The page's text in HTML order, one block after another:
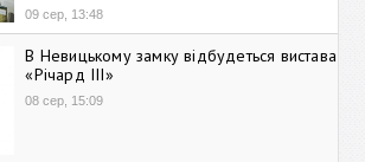
09 сер, 13:48
В Невицькому замку відбудеться вистава
«Річард ІІІ»
08 сер, 15:09